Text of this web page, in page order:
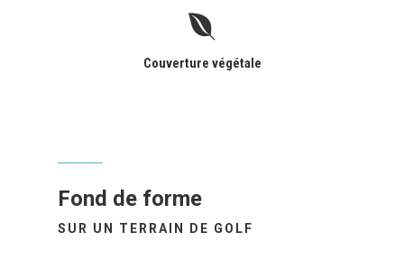
Couverture végétale
Fond de forme
SUR UN TERRAIN DE GOLF